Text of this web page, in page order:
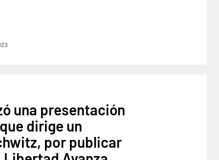
una presentación
dirige un
por publicar